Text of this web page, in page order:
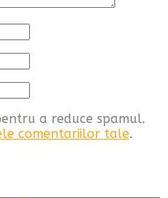
a reduce spamul.
comentariilor tale.